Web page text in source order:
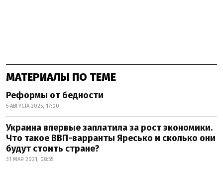
МАТЕРИАЛЫ ПО ТЕМЕ
Реформы от бедности
5 АВГУСТА 2025, 17:00
Украина впервые заплатила за рост экономики.
Что такое ВВП-варранты Яресько и сколько они
будут стоить стране?
31 МАЯ 2021, 08:55